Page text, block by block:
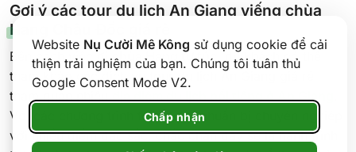
Website Nụ Cười Mê Kông sử dụng cookie để cải
thiện trải nghiệm của bạn. Chúng tôi tuân thủ
Google Consent Mode V2.
Chấp nhận
Gợi ý các tour du lịch An Giang viếng chùa
Hang Châu Đốc giá rẻ
Bên cạnh việc đichùa Hang tự túc
, du khách có thể
tham khảo các dịch vụ tour du lịch An Giang giá rẻ
tham quan nhiều
Với các chương trình tour được chuẩn bị chuyên nghiệp
với nhiều điểm đặc sắc, chắc chắn đây sẽ là hành trình